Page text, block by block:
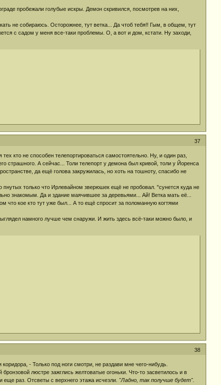
пробежали голубые искры. Демон скривился, посмотрев на них,
не собираюсь. Осторожнее, тут ветка... Да чтоб тебя!! Гым, в общем, тут
с садом у меня все-таки проблемы. О, а вот и дом, кстати. Ну заходи,
37
кто не способен телепортироваться самостоятельно. Ну, и один раз,
страшного. А сейчас... Толи телепорт у демона был кривой, толи у Йоренса
да ещё голова закружилась, но хоть на тошноту, спасибо не
только что Ирлевайном зверюшек ещё не пробовал. "сунется куда не
знакомым. Да и здание маячившее за деревьями... Ай! Ветка мать её...
что кое кто тут уже был... А то ещё спросит за поломанную когтями
намного лучше чем снаружи. И жить здесь всё-таки можно было, и
38
- Только под ноги смотри, не раздави мне чего-нибудь.
люстре зажглись желтоватые огоньки. Что-то засветилось и в
раз. Отсветы с верхнего этажа исчезли. "Ладно, так получше будет".